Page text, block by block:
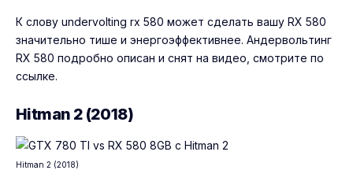
К слову undervolting rx 580 может сделать вашу RX 580
значительно тише и энергоэффективнее. Андервольтинг
RX 580 подробно описан и снят на видео, смотрите по
ссылке.
Hitman 2 (2018)
Hitman 2 (2018)